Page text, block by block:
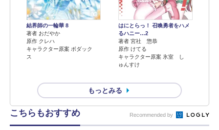
結界師の一輪華 8
著者 おだやか
原作 クレハ
キャラクター原案 ボダック
ス
はにとらっ！ 召喚勇者をハメ
るハニー…2
著者 宮社 惣恭
原作 けてる
キャラクター原案 氷室 し
ゅんすけ
もっとみる
こちらもおすすめ Recommended by